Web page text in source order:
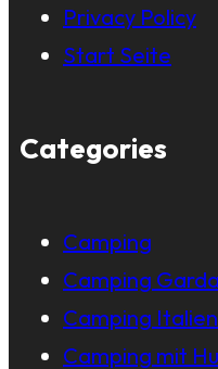
Privacy Policy
Start Seite
Categories
Camping
Camping
Camping
Camping mit